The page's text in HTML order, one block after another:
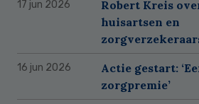
17 jun 2026
Robert Kreis
huisartsen en
16 jun 2026
Actie gestart:
zorgpremie’